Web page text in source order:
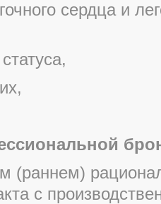
сердца и
(раннем)
с